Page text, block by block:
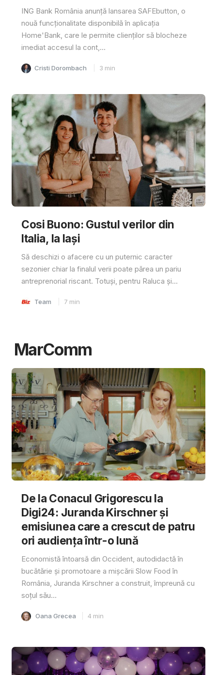
ING Bank România anunță lansarea SAFEbutton, o
nouă funcționalitate disponibilă în aplicația
Home'Bank, care le permite clienților să blocheze
imediat accesul la cont,...
Cristi Dorombach 3 min
Cosi Buono: Gustul verilor din
Italia, la Iași
Să deschizi o afacere cu un puternic caracter
sezonier chiar la finalul verii poate părea un pariu
antreprenorial riscant. Totuși, pentru Raluca și...
Team 7 min
MarComm
De la Conacul Grigorescu la
Digi24: Juranda Kirschner și
emisiunea care a crescut de patru
ori audiența într-o lună
Economistă întoarsă din Occident, autodidactă în
bucătărie și promotoare a mișcării Slow Food în
România, Juranda Kirschner a construit, împreună cu
soțul său...
Oana Grecea 4 min